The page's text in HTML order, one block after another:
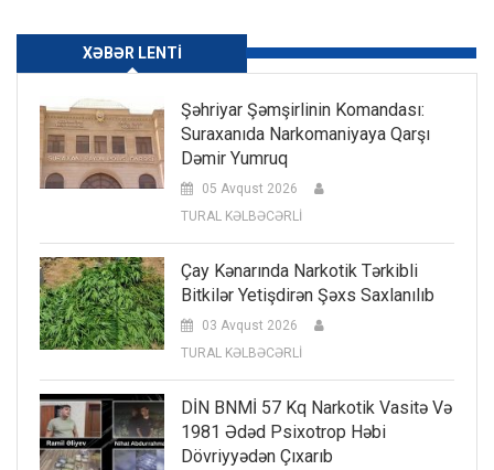
XƏBƏR LENTI
Şəhriyar Şəmşirlinin Komandası:
Suraxanıda Narkomaniyaya Qarşı
Dəmir Yumruq
05 Avqust 2026
TURAL KƏLBƏCƏRLİ
Çay Kənarında Narkotik Tərkibli
Bitkilər Yetişdirən Şəxs Saxlanılıb
03 Avqust 2026
TURAL KƏLBƏCƏRLİ
DİN BNMİ 57 Kq Narkotik Vasitə Və
1981 Ədəd Psixotrop Həbi
Dövriyyədən Çıxarıb